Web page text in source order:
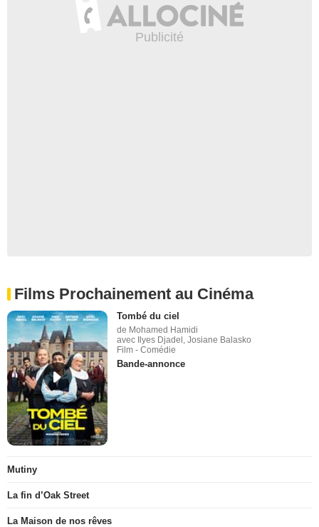
Films Prochainement au Cinéma
Tombé du ciel
de Mohamed Hamidi
avec Ilyes Djadel, Josiane Balasko
Film - Comédie
Bande-annonce
Mutiny
La fin d’Oak Street
La Maison de nos rêves